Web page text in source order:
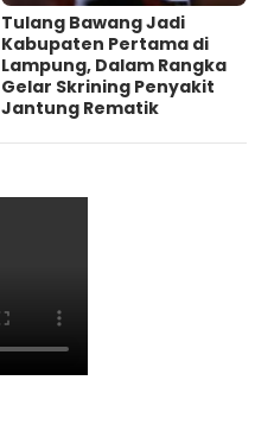
Tulang Bawang Jadi
Kabupaten Pertama di
Lampung, Dalam Rangka
Gelar Skrining Penyakit
Jantung Rematik